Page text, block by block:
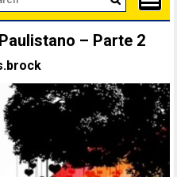
– Parte 2